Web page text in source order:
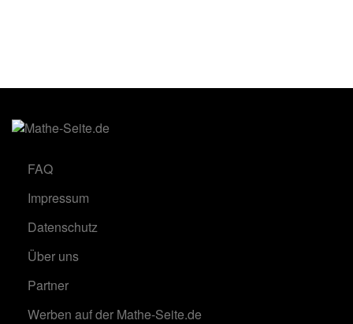
FAQ
Impressum
Datenschutz
Über uns
Partner
Werben auf der Mathe-Seite.de